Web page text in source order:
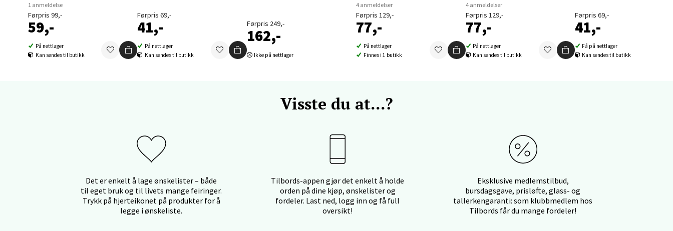
1 anmeldelse
Førpris 99,-
59,-
På nettlager
Kan sendes til butikk
Førpris 69,-
41,-
På nettlager
Kan sendes til butikk
Førpris 249,-
162,-
Ikke på nettlager
4 anmeldelser
Førpris 129,-
77,-
På nettlager
Finnes i 1 butikk
4 anmeldelser
Førpris 129,-
77,-
På nettlager
Kan sendes til butikk
Førpris 69,-
41,-
Få på nettlager
Kan sendes til butikk
Visste du at...?
Det er enkelt å lage ønskelister – både
til eget bruk og til livets mange feiringer.
Trykk på hjerteikonet på produkter for å
legge i ønskeliste.
Tilbords-appen gjør det enkelt å holde
orden på dine kjøp, ønskelister og
fordeler. Last ned, logg inn og få full
oversikt!
Eksklusive medlemstilbud,
bursdagsgave, prisløfte, glass- og
tallerkengaranti: som klubbmedlem hos
Tilbords får du mange fordeler!
Orkanger - Thon Senter Orkanger
Thon Senter Orkanger, Orkdalsveien 113, 7300 Orkanger
0 i butikk
Bergen - Thon Senter Sartor